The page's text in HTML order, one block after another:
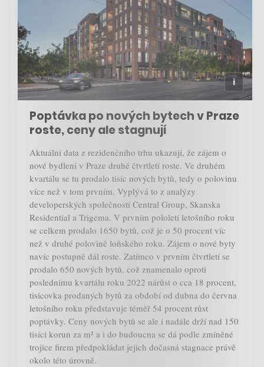
Poptávka po nových bytech v Praze
roste, ceny ale stagnují
Aktuální data z rezidenčního trhu ukazují, že zájem o
nové bydlení v Praze druhé čtvrtletí roste. Ve druhém
kvartálu se tu prodalo tisíc nových bytů, tedy o polovinu
více než v tom prvním. Vyplývá to z analýzy
developerských společností Central Group, Skanska
Residential a Trigema. V prvním pololetí letošního roku
se celkem prodalo 1650 bytů, což je o 50 procent víc
než v druhé polovině loňského roku. Zájem o nové byty
navíc postupně dál roste. Zatímco v prvním čtvrtletí se
prodalo 650 nových bytů, což znamenalo oproti
poslednímu kvartálu roku 2022 nárůst o cca 18 procent,
tisícovka prodaných bytů za období od dubna do června
letošního roku představuje téměř 54 procent růst
poptávky. Ceny nových bytů se ale i nadále drží nad 150
tisíci korun za m² a i do budoucna se dá podle zmíněné
trojice firem předpokládat jejich dočasná stagnace právě
okolo této úrovně.